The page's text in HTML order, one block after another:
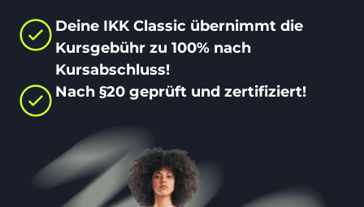
Deine IKK Classic übernimmt die
Kursgebühr zu 100% nach
Kursabschluss!
Nach §20 geprüft und zertifiziert!